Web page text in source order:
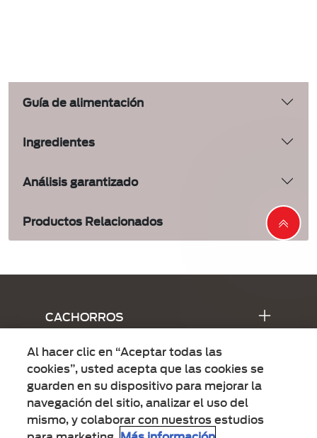
Guía de alimentación
Ingredientes
Análisis garantizado
Productos Relacionados
CACHORROS
ADULTOS
Al hacer clic en “Aceptar todas las
cookies”, usted acepta que las cookies se
guarden en su dispositivo para mejorar la
navegación del sitio, analizar el uso del
mismo, y colaborar con nuestros estudios